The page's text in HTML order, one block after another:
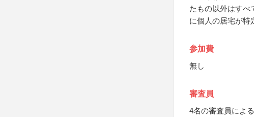
たもの以外はすべ
に個人の居宅が特
参加費
無し
審査員
4名の審査員によ